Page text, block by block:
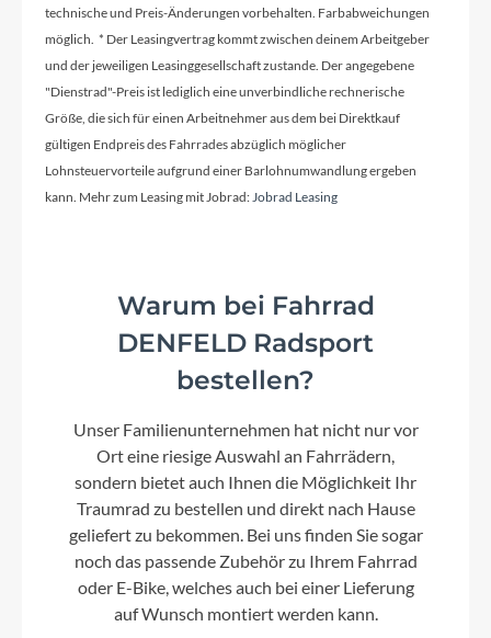
Schaltwerk
Shimano Deore LinkGlide, 10 speed, 11-43t
Rahmenmaterial
Aluminium
Kalloy HB-TR2, 640 mm, 25°
Farbe
Motor
Panasonic GX Ultimate
Rücklicht
Supernova M99 Tail Light 45
technische und Preis-Änderungen vorbehalten. Farbabweichungen
möglich. * Der Leasingvertrag kommt zwischen deinem Arbeitgeber
und der jeweiligen Leasinggesellschaft zustande. Der angegebene
"Dienstrad"-Preis ist lediglich eine unverbindliche rechnerische
Größe, die sich für einen Arbeitnehmer aus dem bei Direktkauf
gültigen Endpreis des Fahrrades abzüglich möglicher
Lohnsteuervorteile aufgrund einer Barlohnumwandlung ergeben
kann. Mehr zum Leasing mit Jobrad:Jobrad Leasing
Warum bei Fahrrad
DENFELD Radsport
bestellen?
Unser Familienunternehmen hat nicht nur vor
Ort eine riesige Auswahl an Fahrrädern,
sondern bietet auch Ihnen die Möglichkeit Ihr
Traumrad zu bestellen und direkt nach Hause
geliefert zu bekommen. Bei uns finden Sie sogar
noch das passende Zubehör zu Ihrem Fahrrad
oder E-Bike, welches auch bei einer Lieferung
auf Wunsch montiert werden kann.